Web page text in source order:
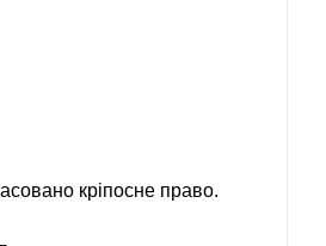
кріпосне право.